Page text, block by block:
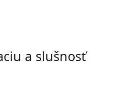
a slušnosť